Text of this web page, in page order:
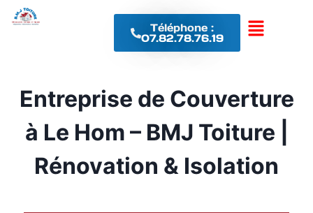
Téléphone :
07.82.78.76.19
Entreprise de Couverture
à Le Hom – BMJ Toiture |
Rénovation & Isolation